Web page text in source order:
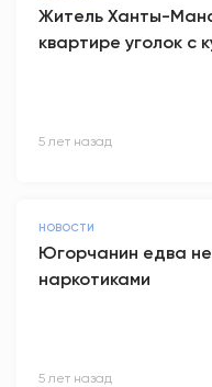
Житель Ханты-
квартире уголок с
5 лет назад
НОВОСТИ
Югорчанин едва не
наркотиками
5 лет назад